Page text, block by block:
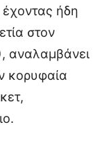
έχοντας ήδη
στον
αναλαμβάνει
κορυφαία